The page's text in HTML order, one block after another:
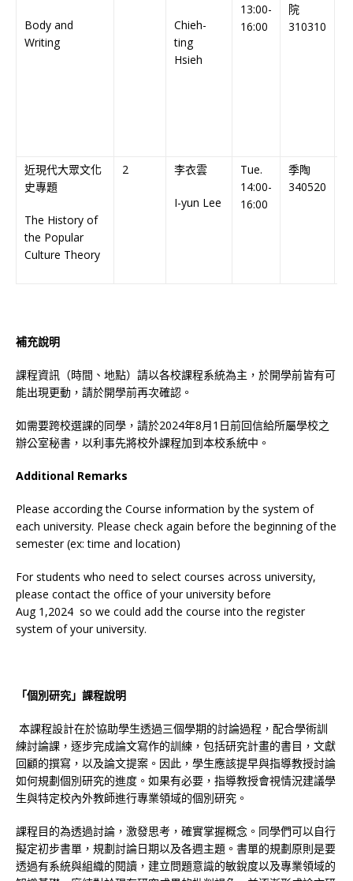
Body and
Writing
Chieh-
ting
Hsieh
13:00-
16:00
院
310310
近現代大眾文化
史專題
The History of
the Popular
Culture Theory
2 李衣雲
I-yun Lee
Tue.
14:00-
16:00
季陶
340520
補充說明
課程資訊（時間、地點）請以各校課程系統為主，於開學前皆有可
能出現更動，請於開學前再次確認。
如需要跨校選課的同學，請於2024年8月1日前回信給所屬學校之
辦公室秘書，以利事先將校外課程加到本校系統中。
Additional Remarks
Please according the Course information by the system of
each university. Please check again before the beginning of the
semester (ex: time and location)
For students who need to select courses across university,
please contact the office of your university before
Aug 1,2024 so we could add the course into the register
system of your university.
「個別研究」課程說明
本課程設計在於協助學生透過三個學期的討論過程，配合學術訓
練討論課，逐步完成論文寫作的訓練，包括研究計畫的書目，文獻
回顧的撰寫，以及論文提案。因此，學生應該提早與指導教授討論
如何規劃個別研究的進度。如果有必要，指導教授會視情況建議學
生與特定校內外教師進行專業領域的個別研究。
課程目的為透過討論，激發思考，確實掌握概念。同學們可以自行
擬定初步書單，規劃討論日期以及各週主題。書單的規劃原則是要
透過有系統與組織的閱讀，建立問題意識的敏銳度以及專業領域的